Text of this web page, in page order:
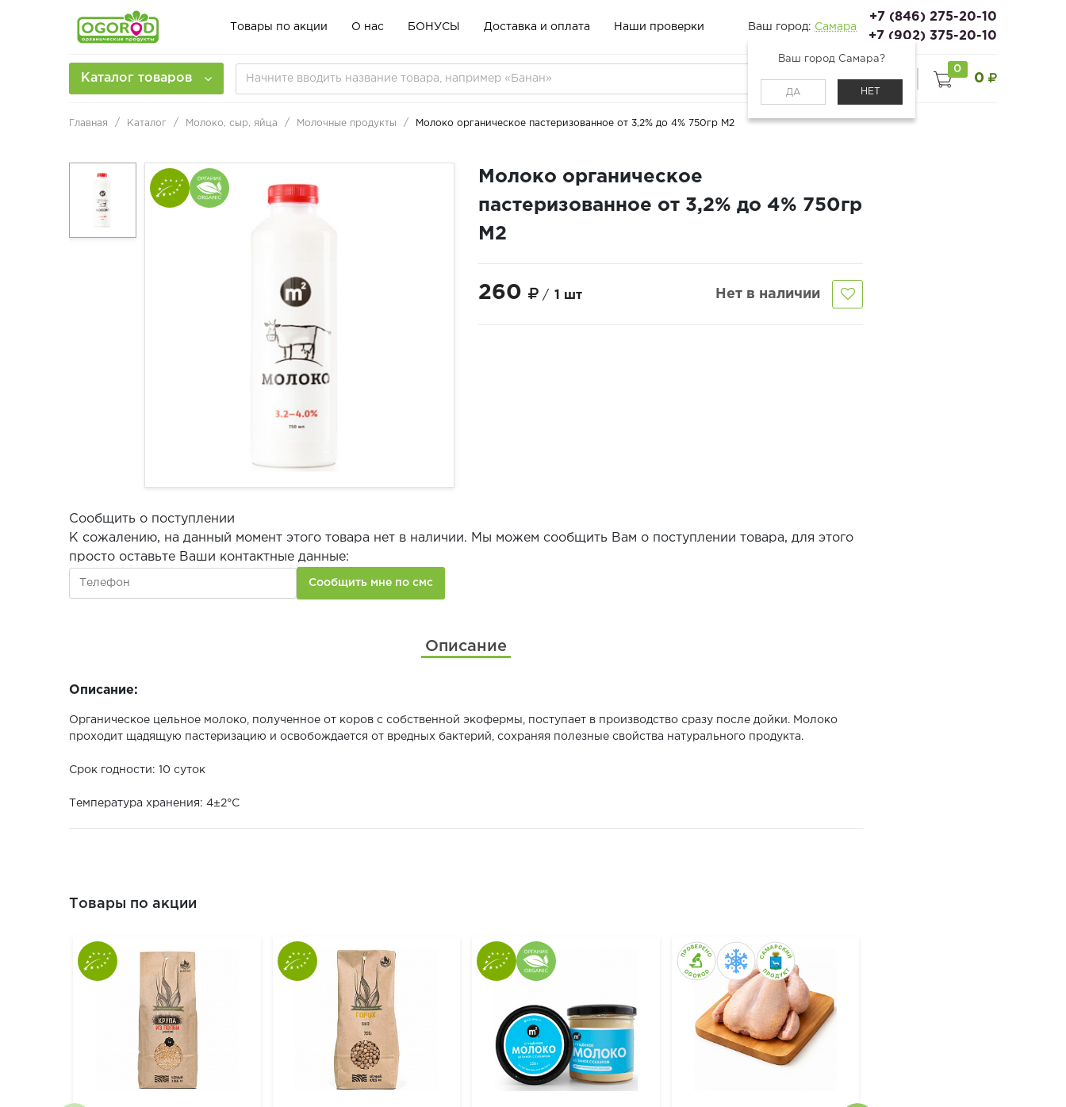
Товары по акции О нас БОНУСЫ Доставка и оплата Наши проверки Ваш город: Самара
Ваш город Самара?
ДА НЕТ
+7 (846) 275-20-10
+7 (902) 375-20-10
Каталог товаров
0
0
Главная Каталог Молоко, сыр, яйца Молочные продукты Молоко органическое пастеризованное от 3,2% до 4% 750гр М2
Молоко органическое
пастеризованное от 3,2% до 4% 750гр
М2
260 / 1 шт Нет в наличии
Сообщить о поступлении
К сожалению, на данный момент этого товара нет в наличии. Мы можем сообщить Вам о поступлении товара, для этого
просто оставьте Ваши контактные данные:
Описание
Описание:
Органическое цельное молоко, полученное от коров с собственной экофермы, поступает в производство сразу после дойки. Молоко
проходит щадящую пастеризацию и освобождается от вредных бактерий, сохраняя полезные свойства натурального продукта.
Срок годности: 10 суток
Температура хранения: 4±2°С
Товары по акции